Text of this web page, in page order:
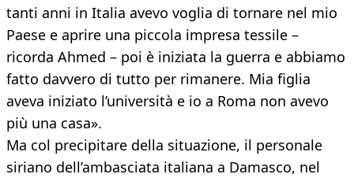
tanti anni in Italia avevo voglia di tornare nel mio
Paese e aprire una piccola impresa tessile –
ricorda Ahmed – poi è iniziata la guerra e abbiamo
fatto davvero di tutto per rimanere. Mia figlia
aveva iniziato l’università e io a Roma non avevo
più una casa».
Ma col precipitare della situazione, il personale
siriano dell’ambasciata italiana a Damasco, nel